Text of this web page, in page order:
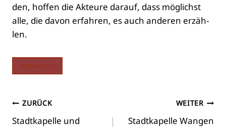
den, hof­fen die Akteu­re dar­auf, dass mög­lichst
alle, die davon erfah­ren, es auch ande­ren erzäh­
len.
Anmel­dung
Beitragsnavigation
ZURÜCK
Stadt­ka­pel­le und
WEITER
Stadt­ka­pel­le Wan­gen